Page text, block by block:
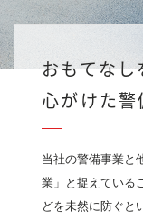
おもてなし
心がけた警
当社の警備事業と
業」と捉えている
どを未然に防ぐと